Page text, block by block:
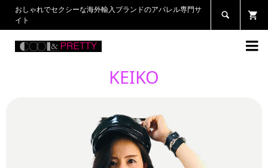
おしゃれでセクシーな海外輸入ブランドのアパレル専門サ
イト


KEIKO